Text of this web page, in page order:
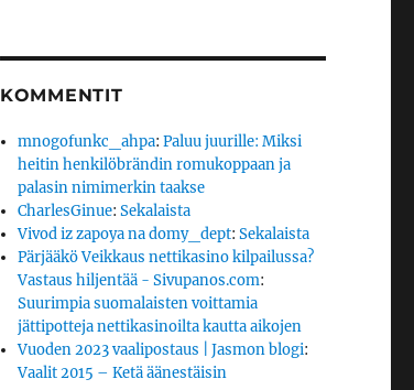
KOMMENTIT
mnogofunkc_ahpa:Paluu juurille: Miksi
heitin henkilöbrändin romukoppaan ja
palasin nimimerkin taakse
CharlesGinue:Sekalaista
Vivod iz zapoya na domy_dept:Sekalaista
Pärjääkö Veikkaus nettikasino kilpailussa?
Vastaus hiljentää - Sivupanos.com:
Suurimpia suomalaisten voittamia
jättipotteja nettikasinoilta kautta aikojen
Vuoden 2023 vaalipostaus | Jasmon blogi:
Vaalit 2015 – Ketä äänestäisin